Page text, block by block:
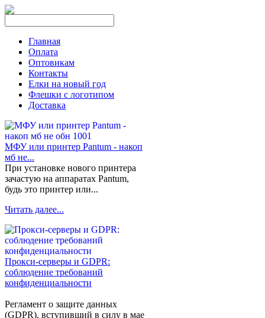
Главная
Оплата
Оптовикам
Контакты
Елки на новый год
Флешки с логотипом
Доставка
МФУ или принтер Pantum - накоп
мб не...
При установке нового принтера
зачастую на аппаратах Pantum,
будь это принтер или...
Читать далее...
Прокси-серверы и GDPR:
соблюдение требований
конфиденциальности
Регламент о защите данных
(GDPR), вступивший в силу в мае